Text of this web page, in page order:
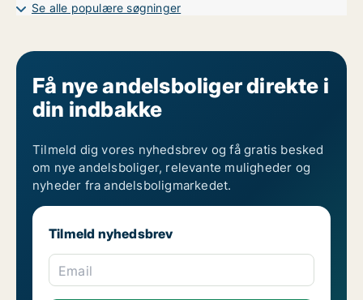
Se alle populære søgninger
Få nye andelsboliger direkte i
din indbakke
Tilmeld dig vores nyhedsbrev og få gratis besked
om nye andelsboliger, relevante muligheder og
nyheder fra andelsboligmarkedet.
Tilmeld nyhedsbrev
Email